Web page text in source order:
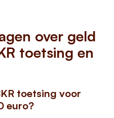
over geld
toetsing en
toetsing voor
euro?